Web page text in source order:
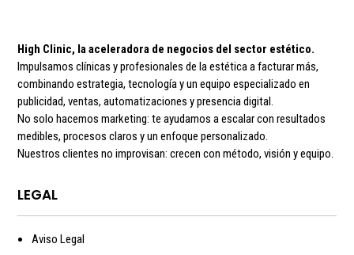
High Clinic, la aceleradora de negocios del sector estético.
Impulsamos clínicas y profesionales de la estética a facturar más,
combinando estrategia, tecnología y un equipo especializado en
publicidad, ventas, automatizaciones y presencia digital.
No solo hacemos marketing: te ayudamos a escalar con resultados
medibles, procesos claros y un enfoque personalizado.
Nuestros clientes no improvisan: crecen con método, visión y equipo.
LEGAL
Aviso Legal